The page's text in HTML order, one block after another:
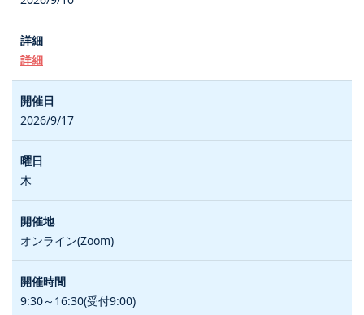
詳細
2026/9/17
木
オンライン(Zoom)
9:30～16:30(受付9:00)